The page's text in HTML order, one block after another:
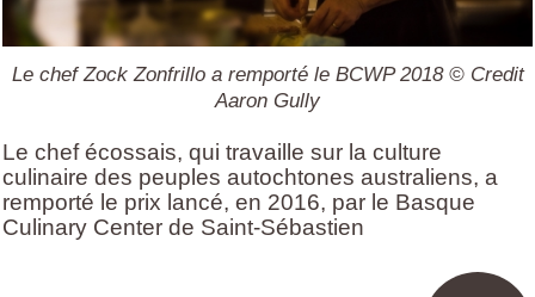
Le chef Zock Zonfrillo a remporté le BCWP 2018 © Credit
Aaron Gully
Le chef écossais, qui travaille sur la culture
culinaire des peuples autochtones australiens, a
remporté le prix lancé, en 2016, par le Basque
Culinary Center de Saint-Sébastien